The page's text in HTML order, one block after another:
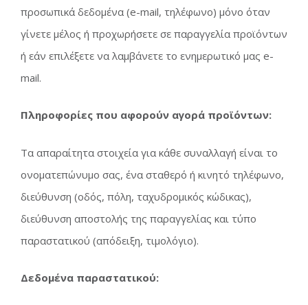
προσωπικά δεδομένα (e-mail, τηλέφωνο) μόνο όταν
γίνετε μέλος ή προχωρήσετε σε παραγγελία προϊόντων
ή εάν επιλέξετε να λαμβάνετε το ενημερωτικό μας e-
mail.
Πληροφορίες που αφορούν αγορά προϊόντων:
Τα απαραίτητα στοιχεία για κάθε συναλλαγή είναι το
ονοματεπώνυμο σας, ένα σταθερό ή κινητό τηλέφωνο,
διεύθυνση (οδός, πόλη, ταχυδρομικός κώδικας),
διεύθυνση αποστολής της παραγγελίας και τύπο
παραστατικού (απόδειξη, τιμολόγιο).
Δεδομένα παραστατικού: